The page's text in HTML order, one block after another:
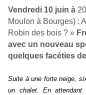
Vendredi 10 juin à
Moulon à Bourges) :
Robin des bois ? »
avec un nouveau
quelques facéties
Suite à une forte neige,
un chalet. En attendant